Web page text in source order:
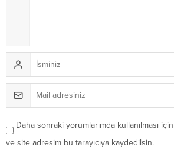
Daha sonraki yorumlarımda kullanılması
ve site adresim bu tarayıcıya kaydedilsin.